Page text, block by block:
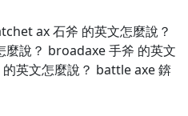
ax 石斧 的英文怎麼說？
麼說？ broadaxe 手斧 的英文
英文怎麼說？ battle axe 錛